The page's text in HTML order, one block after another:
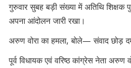
गुरुवार सुबह बड़ी संख्या में अतिथि
अपना आंदोलन जारी रखा।
अरुण वोरा का हमला, बोले— संवाद छोड़
पूर्व विधायक एवं वरिष्ठ कांग्रेस नेता अरुण